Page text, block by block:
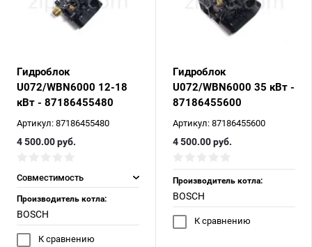
Гидроблок
U072/WBN6000 12-18
кВт - 87186455480
Артикул: 87186455480
4 500.00руб.
Совместимость
Производитель котла:
BOSCH
К сравнению
Гидроблок
U072/WBN6000 35 кВт -
87186455600
Артикул: 87186455600
4 500.00руб.
Производитель котла:
BOSCH
К сравнению